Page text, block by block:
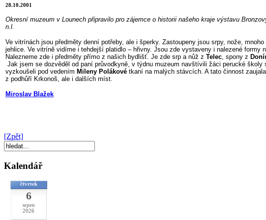
28.10.2001
Okresní muzeum v Lounech připravilo pro zájemce o historii našeho kraje výstavu
n.l.
Ve vitrínách jsou předměty denní potřeby, ale i šperky. Zastoupeny jsou srpy, nože,
jehlice. Ve vitríně vidíme i tehdejší platidlo – hřivny. Jsou zde vystaveny i nalezené formy
Nalezneme zde i předměty přímo z našich bydlišť. Je zde srp a nůž z Telec, spony z
Jak jsem se dozvěděl od paní průvodkyně, v týdnu muzeum navštívili žáci perucké školy
vyzkoušeli pod vedením Mileny Polákové tkaní na malých stávcích. A tato činnost
z podhůří Krkonoš, ale i dalších míst.
Miroslav Blažek
[Zpět]
Kalendář
čtvrtek
6
srpen
2026